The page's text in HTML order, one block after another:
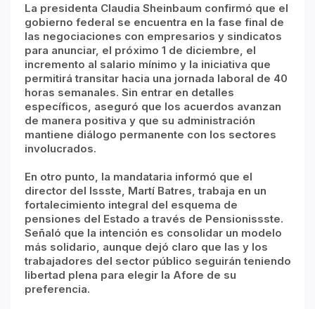
La presidenta Claudia Sheinbaum confirmó que el
gobierno federal se encuentra en la fase final de
las negociaciones con empresarios y sindicatos
para anunciar, el próximo 1 de diciembre, el
incremento al salario mínimo y la iniciativa que
permitirá transitar hacia una jornada laboral de 40
horas semanales. Sin entrar en detalles
específicos, aseguró que los acuerdos avanzan
de manera positiva y que su administración
mantiene diálogo permanente con los sectores
involucrados.
En otro punto, la mandataria informó que el
director del Issste, Martí Batres, trabaja en un
fortalecimiento integral del esquema de
pensiones del Estado a través de Pensionissste.
Señaló que la intención es consolidar un modelo
más solidario, aunque dejó claro que las y los
trabajadores del sector público seguirán teniendo
libertad plena para elegir la Afore de su
preferencia.